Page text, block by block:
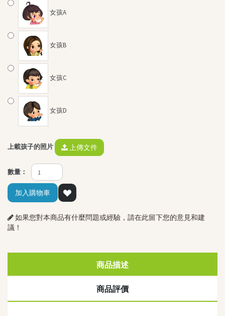
女孩A
女孩B
女孩C
女孩D
上載孩子的照片 上傳文件
數量：
加入購物車
如果您對本商品有什麼問題或經驗，請在此留下您的意見和建
議！
商品描述
商品評價